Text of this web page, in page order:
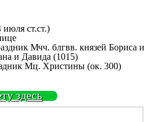
июля ст.ст.)
Мчч. блгвв. князей Бориса и
и Давида (1015)
Мц. Христины (ок. 300)
здесь